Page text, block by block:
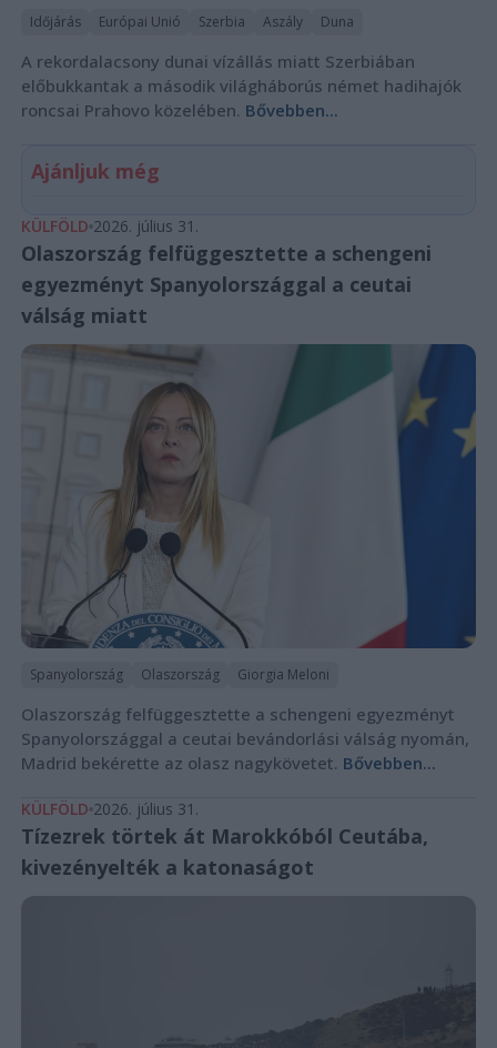
Időjárás Európai Unió Szerbia Aszály Duna
A rekordalacsony dunai vízállás miatt Szerbiában
előbukkantak a második világháborús német hadihajók
roncsai Prahovo közelében. Bővebben...
Ajánljuk még
KÜLFÖLD 2026. július 31.
Olaszország felfüggesztette a schengeni
egyezményt Spanyolországgal a ceutai
válság miatt
Spanyolország Olaszország Giorgia Meloni
Olaszország felfüggesztette a schengeni egyezményt
Spanyolországgal a ceutai bevándorlási válság nyomán,
Madrid bekérette az olasz nagykövetet. Bővebben...
KÜLFÖLD 2026. július 31.
Tízezrek törtek át Marokkóból Ceutába,
kivezényelték a katonaságot